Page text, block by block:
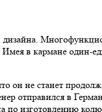
в кармане
он не станет
отправился в
по изготовлению